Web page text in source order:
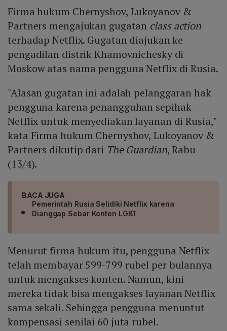
Firma hukum Chernyshov, Lukoyanov &
Partners mengajukan gugatan class action
terhadap Netflix. Gugatan diajukan ke
pengadilan distrik Khamovnichesky di
Moskow atas nama pengguna Netflix di Rusia.
"Alasan gugatan ini adalah pelanggaran hak
pengguna karena penangguhan sepihak
Netflix untuk menyediakan layanan di Rusia,"
kata Firma hukum Chernyshov, Lukoyanov &
Partners dikutip dari The Guardian, Rabu
(13/4).
BACA JUGA
Pemerintah Rusia Selidiki Netflix karena
Dianggap Sebar Konten LGBT
Menurut firma hukum itu, pengguna Netflix
telah membayar 599-799 rubel per bulannya
untuk mengakses konten. Namun, kini
mereka tidak bisa mengakses layanan Netflix
sama sekali. Sehingga pengguna menuntut
kompensasi senilai 60 juta rubel.